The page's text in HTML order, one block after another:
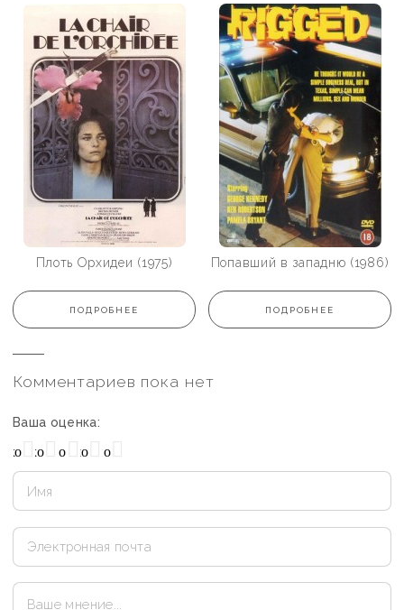
Плоть Орхидеи (1975)
ПОДРОБНЕЕ
Попавший в западню (1986)
ПОДРОБНЕЕ
Комментариев пока нет
Ваша оценка:
Отлично
Хорошо
Плохо